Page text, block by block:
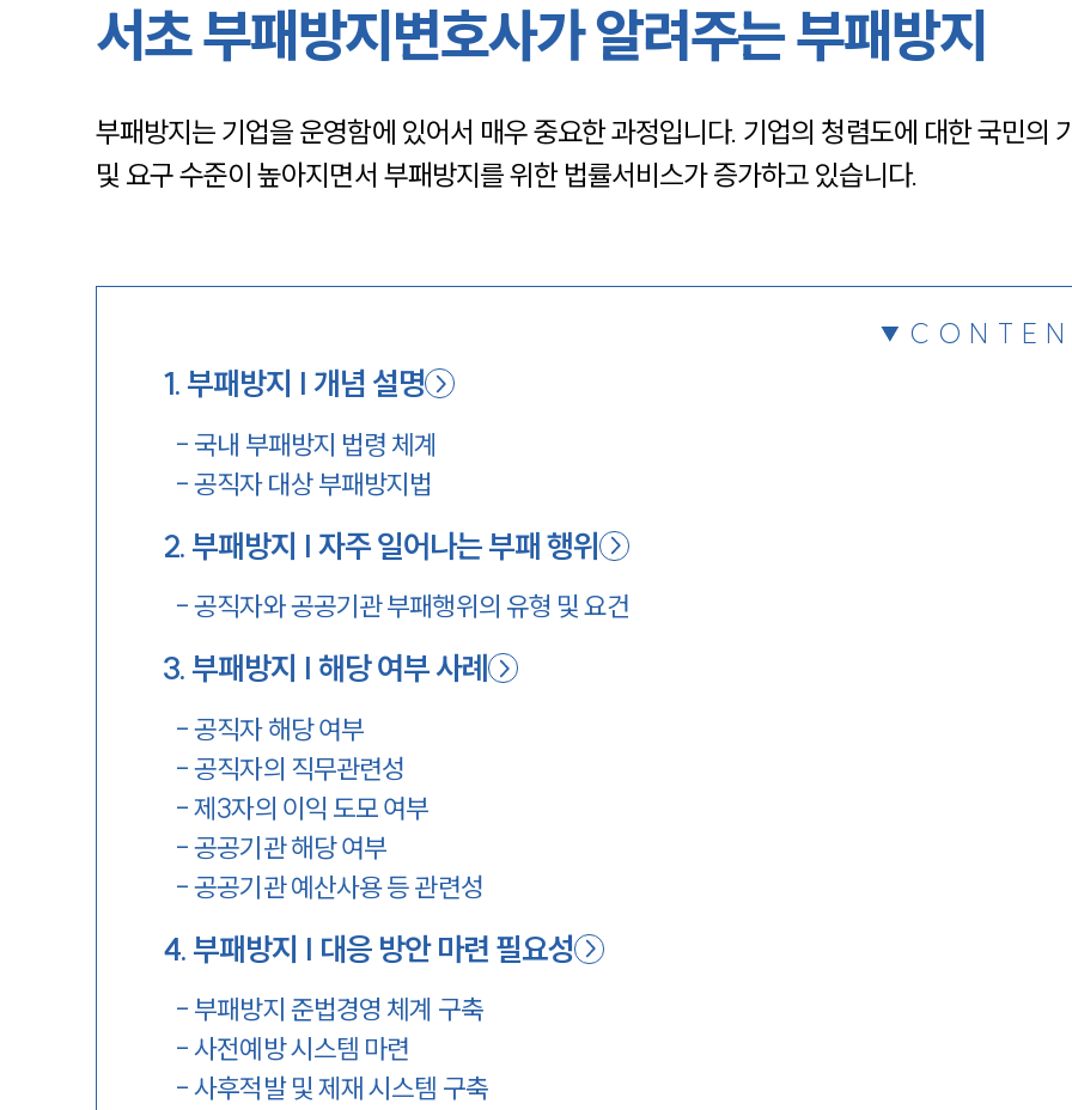
채용정보
서초 부패방지변호사가 알려주는 부패방지
부패방지는 기업을 운영함에 있어서 매우 중요한 과정입니다. 기업의 청렴도에 대한 국민의
및 요구 수준이 높아지면서 부패방지를 위한 법률서비스가 증가하고 있습니다.
1. 부패방지 | 개념 설명
- 국내 부패방지 법령 체계
-공직자 대상 부패방지법
2. 부패방지 | 자주 일어나는 부패 행위
-공직자와 공공기관 부패행위의 유형 및 요건
3. 부패방지 | 해당 여부 사례
-공직자 해당 여부
-공직자의 직무관련성
-제3자의 이익 도모 여부
-공공기관 해당 여부
-공공기관 예산사용 등 관련성
4. 부패방지 | 대응 방안 마련 필요성
- 부패방지 준법경영 체계 구축
-사전예방 시스템 마련
-사후적발 및 제재 시스템 구축